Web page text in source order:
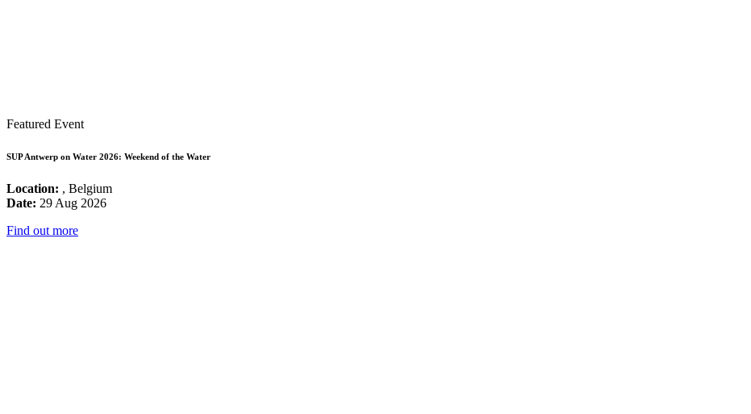
Featured Event
SUP Antwerp on Water 2026: Weekend of the Water
Location: , Belgium
Date: 29 Aug 2026
Find out more